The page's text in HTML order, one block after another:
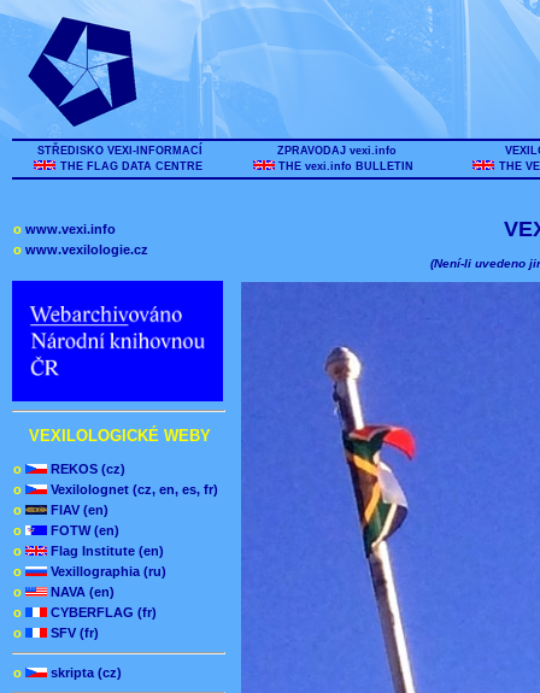
STŘEDISKO VEXI-INFORMACÍ
THE FLAG DATA CENTRE
ZPRAVODAJ vexi.info
THE vexi.info BULLETIN
THE
o www.vexi.info
o www.vexilologie.cz
VEXILOLOGICKÉ WEBY
o
REKOS (cz)
o
Vexilolognet (cz, en, es, fr)
o
FIAV (en)
o
FOTW (en)
o
Flag Institute (en)
o
Vexillographia (ru)
o
NAVA (en)
o
CYBERFLAG (fr)
o
SFV (fr)
o skripta (cz)
(Není-li uvedeno